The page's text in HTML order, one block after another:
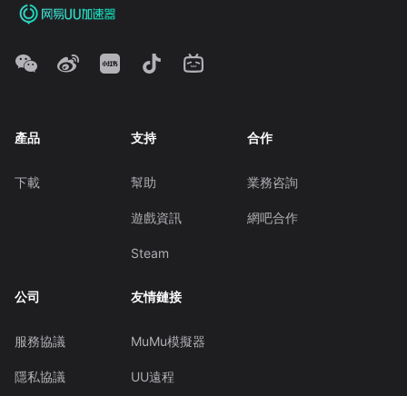
產品
下載
支持
幫助
遊戲資訊
Steam
合作
業務咨詢
網吧合作
公司
服務協議
隱私協議
友情鏈接
MuMu模擬器
UU遠程